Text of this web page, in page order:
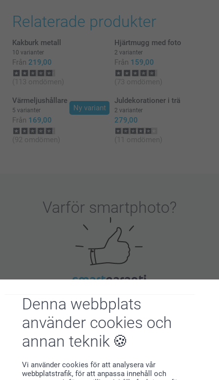
Denna webbplats
använder cookies och
annan teknik
Vi använder cookies för att analysera vår
webbplatstrafik, för att anpassa innehåll och
Relaterade produkter
Kakburk metall
10 varianter
Från 219,00
(113 omdömen)
Hjärtmugg med foto
2 varianter
Från 159,00
(73 omdömen)
Ny variant
Värmeljushållare
5 varianter
Från 169,00
(92 omdömen)
Juldekorationer i trä
2 varianter
279,00
(11 omdömen)
Varför smartphoto?
Nöjd kundgaranti